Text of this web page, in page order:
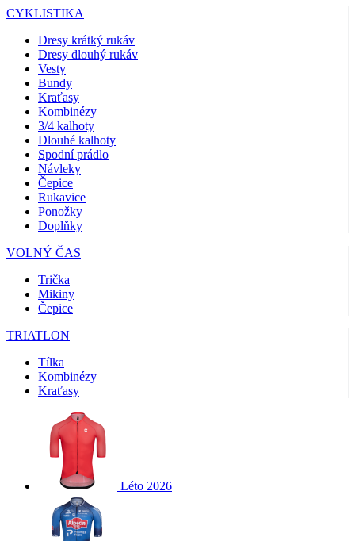
CYKLISTIKA
Dresy krátký rukáv
Dresy dlouhý rukáv
Vesty
Bundy
Kraťasy
Kombinézy
3/4 kalhoty
Dlouhé kalhoty
Spodní prádlo
Návleky
Čepice
Rukavice
Ponožky
Doplňky
VOLNÝ ČAS
Trička
Mikiny
Čepice
TRIATLON
Tílka
Kombinézy
Kraťasy
Léto 2026